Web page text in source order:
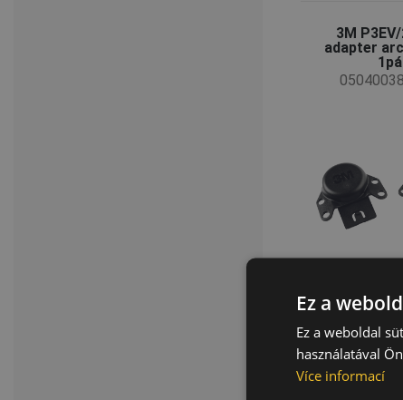
3M
adapter
JSP
Ez a
Ez a weboldal
használatával
Více informací